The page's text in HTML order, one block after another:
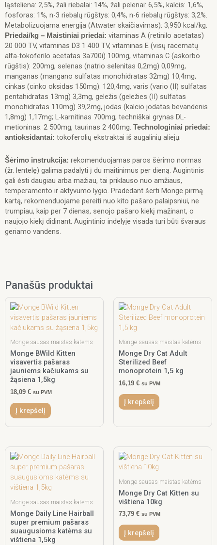
ląsteliena: 2,5%, žali riebalai: 14%, žali pelenai: 6,5%, kalcis: 1,6%,
fosforas: 1%, n-3 riebalų rūgštys: 0,4%, n-6 riebalų rūgštys: 3,2%.
Metabolizuojama energija (Atwater skaičiavimas): 3,950 kcal/kg.
Priedai/kg – Maistiniai priedai: vitaminas A (retinilo acetatas)
20 000 TV, vitaminas D3 1 400 TV, vitaminas E (visų racematų
alfa-tokoferilo acetatas 3a700i) 100mg, vitaminas C (askorbo
rūgštis): 200mg, selenas (natrio selenitas 0,2mg) 0,09mg,
manganas (mangano sulfatas monohidratas 32mg) 10,4mg,
cinkas (cinko oksidas 150mg): 120,4mg, varis (vario (II) sulfatas
pentahidratas 13mg) 3,3mg, geležis (geležies (II) sulfatas
monohidratas 110mg) 39,2mg, jodas (kalcio jodatas bevandenis
1,8mg) 1,17mg; L-karnitinas 700mg; techniškai grynas DL-
metioninas: 2 500mg, taurinas 2 400mg. Technologiniai priedai:
antioksidantai: tokoferolių ekstraktai iš augalinių aliejų.
Šėrimo instrukcija: rekomenduojamas paros šėrimo normas
(žr. lentelę) galima padalyti į du maitinimus per dieną. Augintinis
gali ėsti daugiau arba mažiau, tai priklauso nuo amžiaus,
temperamento ir aktyvumo lygio. Pradedant šerti Monge pirmą
kartą, rekomenduojame pereiti nuo kito pašaro palaipsniui, ne
trumpiau, kaip per 7 dienas, senojo pašaro kiekį mažinant, o
naujojo kiekį didinant. Augintinio indelyje visada turi būti švaraus
geriamo vandens.
Panašūs produktai
Monge sausas maistas katėms
Monge BWild Kitten
visavertis pašaras
jauniems kačiukams su
žąsiena 1,5kg
18,09 € su PVM
Į krepšelį
Monge sausas maistas katėms
Monge Dry Cat Adult
Sterilized Beef
monoprotein 1,5 kg
16,19 € su PVM
Į krepšelį
Monge sausas maistas katėms
Monge Daily Line Hairball
super premium pašaras
suaugusioms katėms su
vištiena 1,5kg
Monge sausas maistas katėms
Monge Dry Cat Kitten su
vištiena 10kg
73,79 € su PVM
Į krepšelį